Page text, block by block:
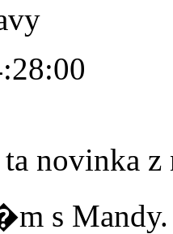
novinka z
s Mandy.